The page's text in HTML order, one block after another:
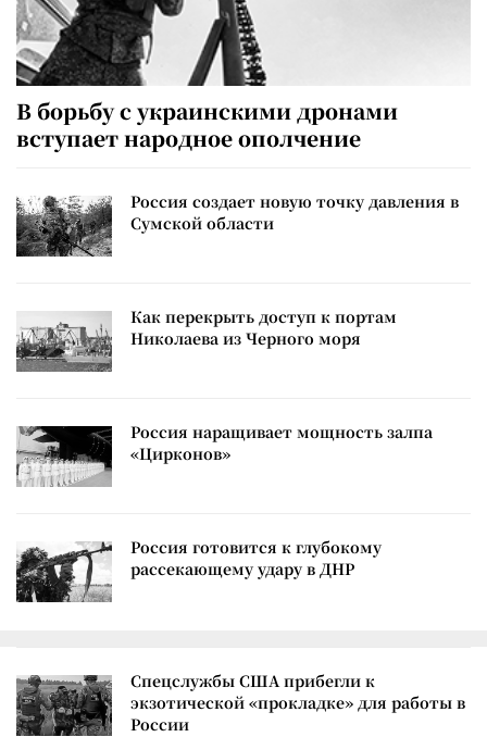
В борьбу с украинскими дронами
вступает народное ополчение
Россия создает новую точку давления в
Сумской области
Как перекрыть доступ к портам
Николаева из Черного моря
Россия наращивает мощность залпа
«Цирконов»
Россия готовится к глубокому
рассекающему удару в ДНР
Спецслужбы США прибегли к
экзотической «прокладке» для работы в
России